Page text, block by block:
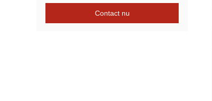
Contact nu